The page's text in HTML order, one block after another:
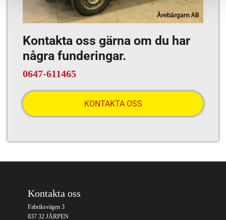
Kontakta oss gärna om du har
några funderingar.
0647-611465
KONTAKTA OSS
Kontakta oss
Fabriksvägen 3
837 32 JÄRPEN